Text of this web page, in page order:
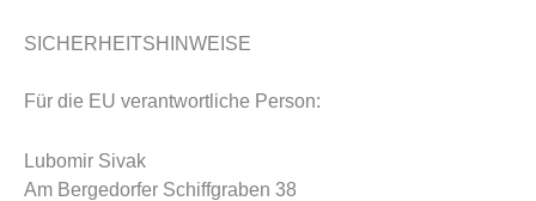
SICHERHEITSHINWEISE
Für die EU verantwortliche Person:
Lubomir Sivak
Am Bergedorfer Schiffgraben 38